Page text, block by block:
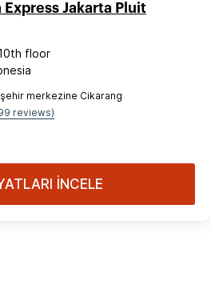
Express Jakarta Pluit
floor
merkezine Cikarang
reviews)
İNCELE